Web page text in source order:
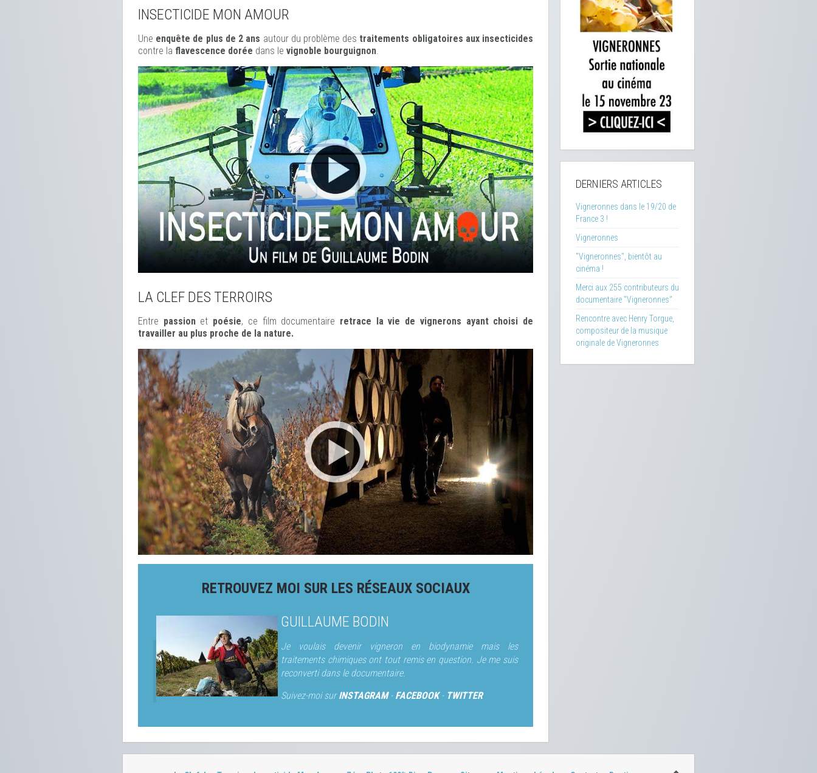
INSECTICIDE MON AMOUR
Une enquête de plus de 2 ans autour du problème des traitements obligatoires aux insecticides
contre la flavescence dorée dans le vignoble bourguignon.
LA CLEF DES TERROIRS
Entre passionet poésie, ce film documentaire retrace la vie de vignerons ayant choisi de
travailler au plus proche de la nature.
RETROUVEZ MOI SUR LES RÉSEAUX SOCIAUX
GUILLAUME BODIN
Je voulais devenir vigneron en biodynamie mais les
traitements chimiques ont tout remis en question. Je me suis
reconverti dans le documentaire.
Suivez-moi surINSTAGRAM- FACEBOOK- TWITTER
DERNIERS ARTICLES
Vigneronnes dans le 19/20 de
France 3 !
Vigneronnes
"Vigneronnes", bientôt au
cinéma !
Merci aux 255 contributeurs du
documentaire "Vigneronnes"
Rencontre avec Henry Torgue,
compositeur de la musique
originale de Vigneronnes